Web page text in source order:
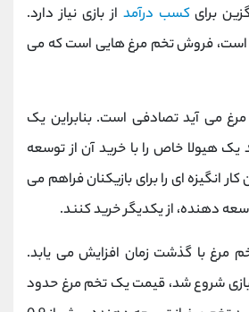
برایکسب درآمد از بازی نیاز دارد.
است، فروش تخم ‌مرغ هایی است که می‌
مرغ می آید تصادفی است. بنابراین یک
یک هیولا خاص را با خرید آن از توسعه
انگیزه ای را برای بازیکنان فراهم می
دهنده، از یکدیگر خرید کنند.
مرغ با گذشت زمان افزایش می یابد.
شروع شد، قیمت یک تخم مرغ حدود